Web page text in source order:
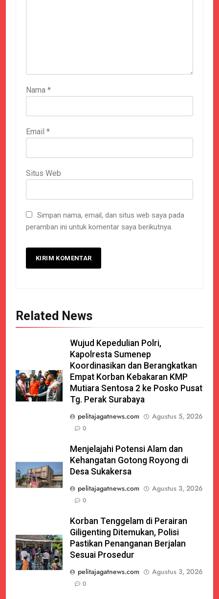
Nama *
Email *
Situs Web
Simpan nama, email, dan situs web saya pada
peramban ini untuk komentar saya berikutnya.
Related News
Wujud Kepedulian Polri,
Kapolresta Sumenep
Koordinasikan dan Berangkatkan
Empat Korban Kebakaran KMP
Mutiara Sentosa 2 ke Posko Pusat
Tg. Perak Surabaya
pelitajagatnews.com
Agustus 5, 2026
0
Menjelajahi Potensi Alam dan
Kehangatan Gotong Royong di
Desa Sukakersa
pelitajagatnews.com
Agustus 3, 2026
0
Korban Tenggelam di Perairan
Giligenting Ditemukan, Polisi
Pastikan Penanganan Berjalan
Sesuai Prosedur
pelitajagatnews.com
Agustus 3, 2026
0